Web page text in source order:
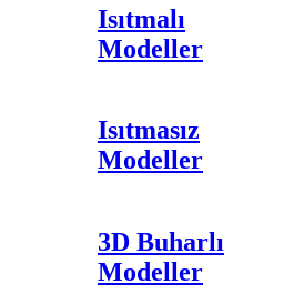
Isıtmalı
Modeller
Isıtmasız
Modeller
3D Buharlı
Modeller